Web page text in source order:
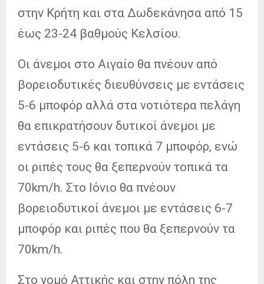
στην Κρήτη και στα Δωδεκάνησα από 15
έως 23-24 βαθμούς Κελσίου.
Οι άνεμοι στο Αιγαίο θα πνέουν από
βορειοδυτικές διευθύνσεις με εντάσεις
5-6 μποφόρ αλλά στα νοτιότερα πελάγη
θα επικρατήσουν δυτικοί άνεμοι με
εντάσεις 5-6 και τοπικά 7 μποφόρ, ενώ
οι ριπές τους θα ξεπερνούν τοπικά τα
70km/h. Στο Ιόνιο θα πνέουν
βορειοδυτικοί άνεμοι με εντάσεις 6-7
μποφόρ και ριπές που θα ξεπερνούν τα
70km/h.
Στο νομό Αττικής και στην πόλη της